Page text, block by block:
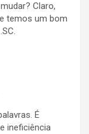
Claro,
temos um bom
É
ineficiência